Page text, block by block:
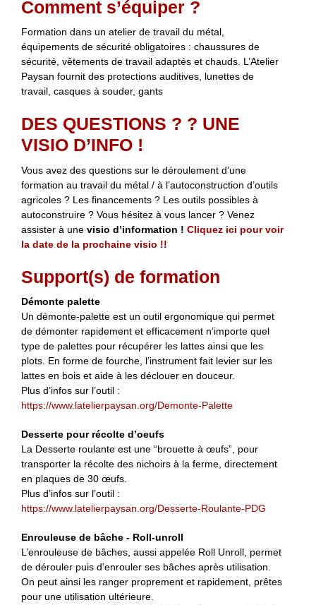
Comment s’équiper ?
Formation dans un atelier de travail du métal,
équipements de sécurité obligatoires : chaussures de
sécurité, vêtements de travail adaptés et chauds. L’Atelier
Paysan fournit des protections auditives, lunettes de
travail, casques à souder, gants
DES QUESTIONS ? ? UNE
VISIO D’INFO !
Vous avez des questions sur le déroulement d’une
formation au travail du métal / à l’autoconstruction d’outils
agricoles ? Les financements ? Les outils possibles à
autoconstruire ? Vous hésitez à vous lancer ? Venez
assister à une visio d’information ! Cliquez ici pour voir
la date de la prochaine visio !!
Support(s) de formation
Démonte palette
Un démonte-palette est un outil ergonomique qui permet
de démonter rapidement et efficacement n’importe quel
type de palettes pour récupérer les lattes ainsi que les
plots. En forme de fourche, l’instrument fait levier sur les
lattes en bois et aide à les déclouer en douceur.
Plus d’infos sur l’outil :
https://www.latelierpaysan.org/Demonte-Palette
Desserte pour récolte d’oeufs
La Desserte roulante est une “brouette à œufs”, pour
transporter la récolte des nichoirs à la ferme, directement
en plaques de 30 œufs.
Plus d’infos sur l’outil :
https://www.latelierpaysan.org/Desserte-Roulante-PDG
Enrouleuse de bâche - Roll-unroll
L’enrouleuse de bâches, aussi appelée Roll Unroll, permet
de dérouler puis d’enrouler ses bâches après utilisation.
On peut ainsi les ranger proprement et rapidement, prêtes
pour une utilisation ultérieure.